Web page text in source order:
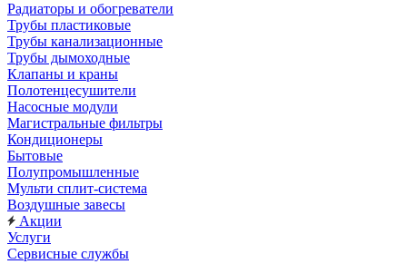
Радиаторы и обогреватели
Трубы пластиковые
Трубы канализационные
Трубы дымоходные
Клапаны и краны
Полотенцесушители
Насосные модули
Магистральные фильтры
Кондиционеры
Бытовые
Полупромышленные
Мульти сплит-система
Воздушные завесы
Акции
Услуги
Сервисные службы